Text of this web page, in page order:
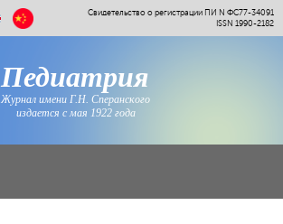
Свидетельство о регистрации ПИ N ФС77-34091
ISSN 1990-2182
Педиатрия
Журнал имени Г.Н. Сперанского
издается с мая 1922 года